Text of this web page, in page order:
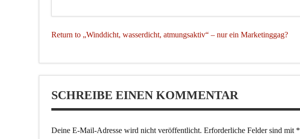
Return to „Winddicht, wasserdicht, atmungsaktiv“ – nur ein Marketinggag?
SCHREIBE EINEN KOMMENTAR
Deine E-Mail-Adresse wird nicht veröffentlicht. Erforderliche Felder sind mit *